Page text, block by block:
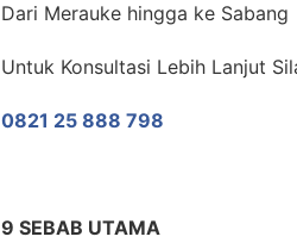
Dari Merauke hingga ke Sabang
Untuk Konsultasi Lebih Lanjut
0821 25 888 798
9 SEBAB UTAMA